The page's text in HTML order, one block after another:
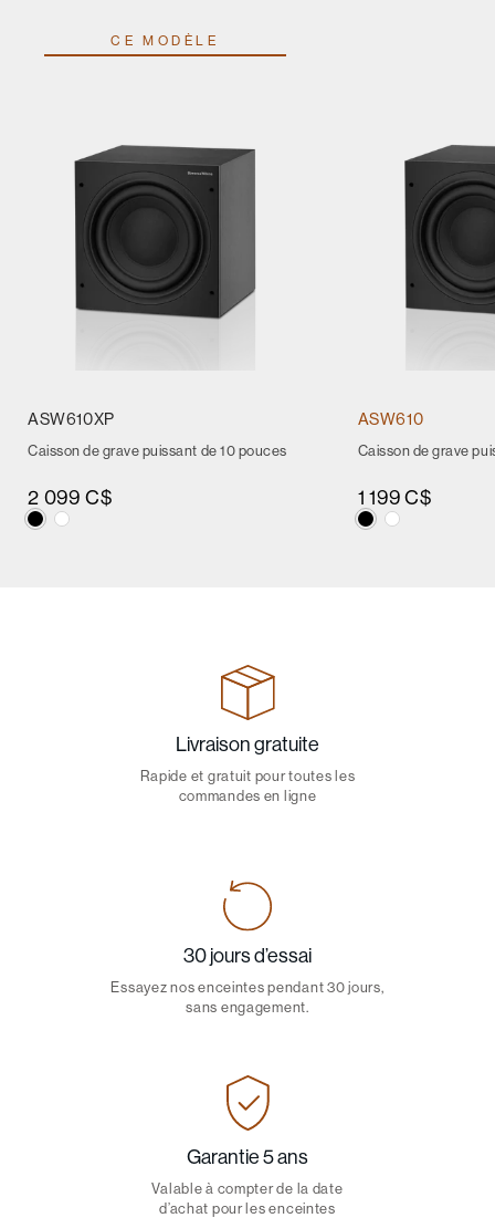
CE MODÈLE
ASW610XP
Caisson de grave puissant de 10 pouces
2 099 C$
ASW610
Caisson de grave
1 199 C$
Livraison gratuite
Rapide et gratuit pour toutes les
commandes en ligne
30 jours d’essai
Essayez nos enceintes pendant 30 jours,
sans engagement.
Garantie 5 ans
Valable à compter de la date
d’achat pour les enceintes